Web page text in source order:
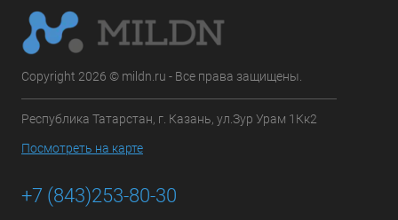
Copyright 2026 © mildn.ru - Все права защищены.
Республика Татарстан, г. Казань, ул.Зур Урам 1Кк2
Посмотреть на карте
+7 (843)253-80-30